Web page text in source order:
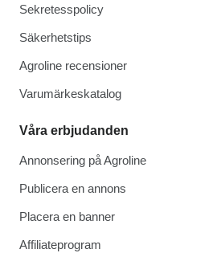
Sekretesspolicy
Säkerhetstips
Agroline recensioner
Varumärkeskatalog
Våra erbjudanden
Annonsering på Agroline
Publicera en annons
Placera en banner
Affiliateprogram